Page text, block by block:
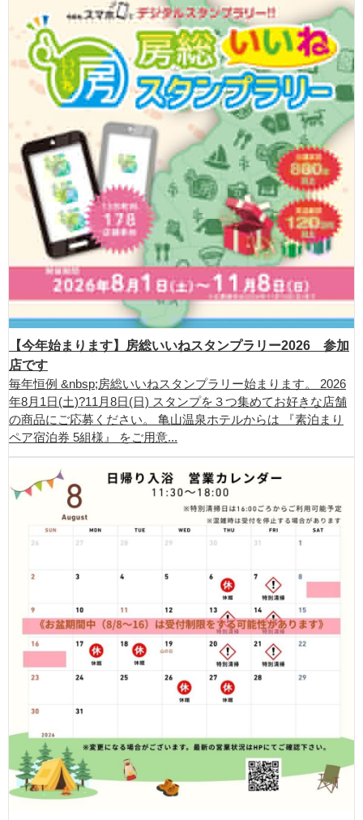
【今年始まります】房総いいねスタンプラリー2026 参加
店です
毎年恒例 &nbsp;房総いいねスタンプラリー始まります。 2026
年8月1日(土)?11月8日(日) スタンプを３つ集めてお好きな店舗
の商品にご応募ください。 亀山温泉ホテルからは 『素泊まり
ペア宿泊券 5組様』 をご用意...